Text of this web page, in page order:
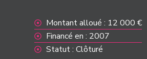
Montant alloué : 12 000 €
Financé en : 2007
Statut : Clôturé